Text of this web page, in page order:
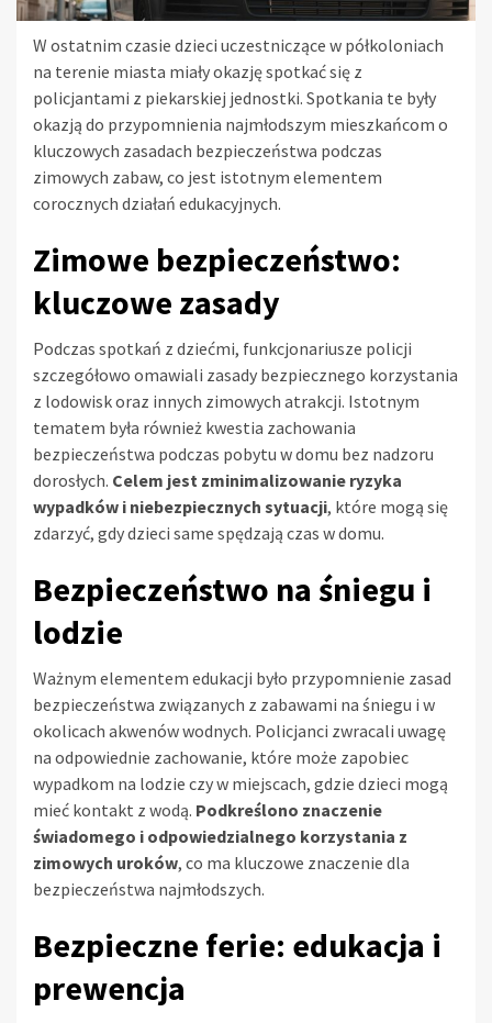
W ostatnim czasie dzieci uczestniczące w półkoloniach
na terenie miasta miały okazję spotkać się z
policjantami z piekarskiej jednostki. Spotkania te były
okazją do przypomnienia najmłodszym mieszkańcom o
kluczowych zasadach bezpieczeństwa podczas
zimowych zabaw, co jest istotnym elementem
corocznych działań edukacyjnych.
Zimowe bezpieczeństwo:
kluczowe zasady
Podczas spotkań z dziećmi, funkcjonariusze policji
szczegółowo omawiali zasady bezpiecznego korzystania
z lodowisk oraz innych zimowych atrakcji. Istotnym
tematem była również kwestia zachowania
bezpieczeństwa podczas pobytu w domu bez nadzoru
dorosłych. Celem jest zminimalizowanie ryzyka
wypadków i niebezpiecznych sytuacji, które mogą się
zdarzyć, gdy dzieci same spędzają czas w domu.
Bezpieczeństwo na śniegu i
lodzie
Ważnym elementem edukacji było przypomnienie zasad
bezpieczeństwa związanych z zabawami na śniegu i w
okolicach akwenów wodnych. Policjanci zwracali uwagę
na odpowiednie zachowanie, które może zapobiec
wypadkom na lodzie czy w miejscach, gdzie dzieci mogą
mieć kontakt z wodą. Podkreślono znaczenie
świadomego i odpowiedzialnego korzystania z
zimowych uroków, co ma kluczowe znaczenie dla
bezpieczeństwa najmłodszych.
Bezpieczne ferie: edukacja i
prewencja